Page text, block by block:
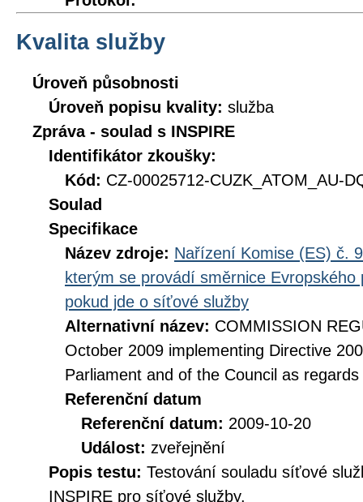
Kvalita služby
Úroveň působnosti
Úroveň popisu kvality: služba
Zpráva - soulad s INSPIRE
Identifikátor zkoušky:
Kód: CZ-00025712-CUZK_ATOM_AU-
Soulad
Specifikace
Název zdroje: Nařízení Komise (ES) č.
kterým se provádí směrnice
pokud jde o síťové služby
Alternativní název: COMMISSION
October 2009 implementing Directive
Parliament and of the Council as
Referenční datum
Referenční datum: 2009-10-20
Událost: zveřejnění
Popis testu: Testování souladu síťové
INSPIRE pro síťové služby.